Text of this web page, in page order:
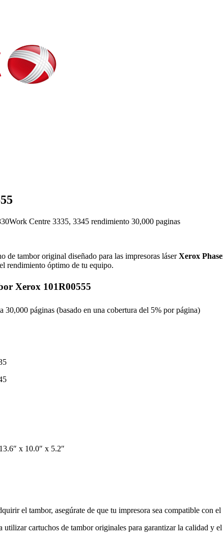
Centre 3335, 3345 rendimiento 30,000 paginas
de tambor original diseñado para las impresoras láserXerox
rendimiento óptimo de tu equipo.
Xerox 101R00555
30,000 páginas (basado en una cobertura del 5% por página)
13.6″ x 10.0″ x 5.2″
el tambor, asegúrate de que tu impresora sea compatible con
utilizar cartuchos de tambor originales para garantizar la calidad y